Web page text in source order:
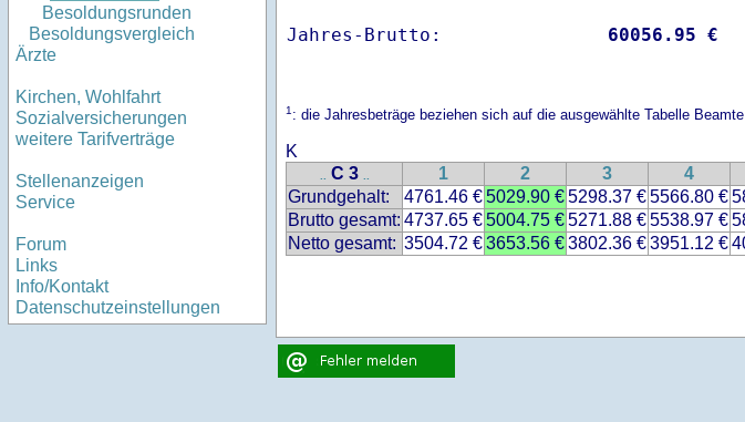
Besoldungsrunden
Besoldungsvergleich
Ärzte
Kirchen, Wohlfahrt
Sozialversicherungen
weitere Tarifverträge
Stellenanzeigen
Service
Forum
Links
Info/Kontakt
Datenschutzeinstellungen
Jahres-Brutto: 60056.95 €
1: die Jahresbeträge beziehen sich auf die ausgewählte Tabelle
K
.. C 3 .. 1 2 3 4
Grundgehalt:
4761.46 €5029.90 €5298.37 €5566.80 €
Brutto gesamt: 4737.65 €5004.75 €5271.88 €5538.97 €
Netto gesamt: 3504.72 €3653.56 €3802.36 €3951.12 €